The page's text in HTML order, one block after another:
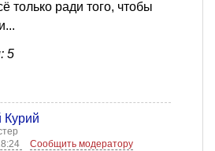
только ради того, чтобы
5
Курий
Сообщить модератору